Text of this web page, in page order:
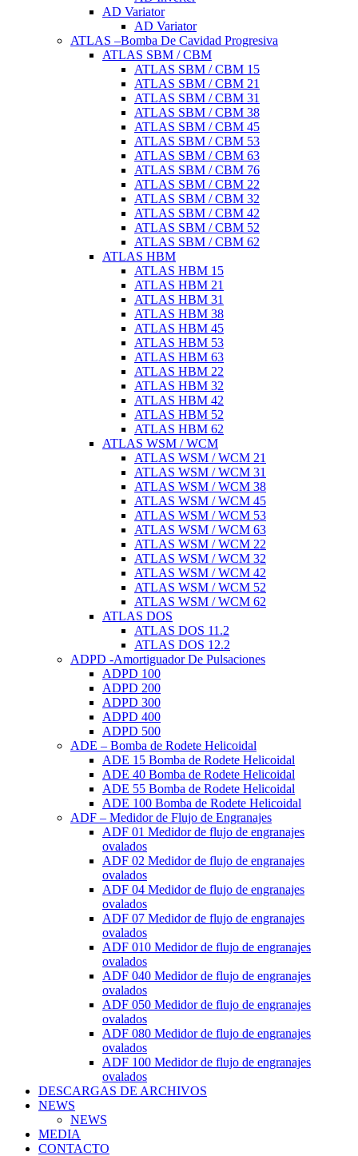
AD Variator
AD Variator
ATLAS –Bomba De Cavidad Progresiva
ATLAS SBM / CBM
ATLAS SBM / CBM 15
ATLAS SBM / CBM 21
ATLAS SBM / CBM 31
ATLAS SBM / CBM 38
ATLAS SBM / CBM 45
ATLAS SBM / CBM 53
ATLAS SBM / CBM 63
ATLAS SBM / CBM 76
ATLAS SBM / CBM 22
ATLAS SBM / CBM 32
ATLAS SBM / CBM 42
ATLAS SBM / CBM 52
ATLAS SBM / CBM 62
ATLAS HBM
ATLAS HBM 15
ATLAS HBM 21
ATLAS HBM 31
ATLAS HBM 38
ATLAS HBM 45
ATLAS HBM 53
ATLAS HBM 63
ATLAS HBM 22
ATLAS HBM 32
ATLAS HBM 42
ATLAS HBM 52
ATLAS HBM 62
ATLAS WSM / WCM
ATLAS WSM / WCM 21
ATLAS WSM / WCM 31
ATLAS WSM / WCM 38
ATLAS WSM / WCM 45
ATLAS WSM / WCM 53
ATLAS WSM / WCM 63
ATLAS WSM / WCM 22
ATLAS WSM / WCM 32
ATLAS WSM / WCM 42
ATLAS WSM / WCM 52
ATLAS WSM / WCM 62
ATLAS DOS
ATLAS DOS 11.2
ATLAS DOS 12.2
ADPD -Amortiguador De Pulsaciones
ADPD 100
ADPD 200
ADPD 300
ADPD 400
ADPD 500
ADE – Bomba de Rodete Helicoidal
ADE 15 Bomba de Rodete Helicoidal
ADE 40 Bomba de Rodete Helicoidal
ADE 55 Bomba de Rodete Helicoidal
ADE 100 Bomba de Rodete Helicoidal
ADF – Medidor de Flujo de Engranajes
ADF 01 Medidor de flujo de engranajes
ovalados
ADF 02 Medidor de flujo de engranajes
ovalados
ADF 04 Medidor de flujo de engranajes
ovalados
ADF 07 Medidor de flujo de engranajes
ovalados
ADF 010 Medidor de flujo de engranajes
ovalados
ADF 040 Medidor de flujo de engranajes
ovalados
ADF 050 Medidor de flujo de engranajes
ovalados
ADF 080 Medidor de flujo de engranajes
ovalados
ADF 100 Medidor de flujo de engranajes
ovalados
DESCARGAS DE ARCHIVOS
NEWS
NEWS
MEDIA
CONTACTO